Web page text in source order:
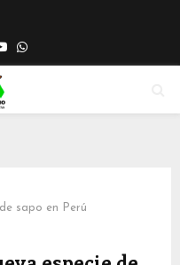
YoutubeWhatsapp
sapo en Perú